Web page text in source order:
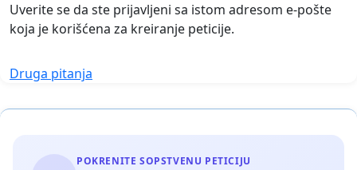
Uverite se da ste prijavljeni sa istom adresom e-pošte
koja je korišćena za kreiranje peticije.
Druga pitanja
POKRENITE SOPSTVENU PETICIJU